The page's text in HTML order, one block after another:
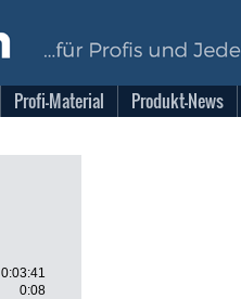
Profi-Material Produkt-News
0:03:41
0:08